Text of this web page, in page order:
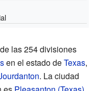
las 254 divisiones
en el estado deTexas,
. La ciudad